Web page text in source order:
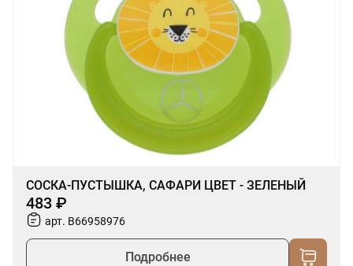
СОСКА-ПУСТЫШКА, САФАРИ ЦВЕТ - ЗЕЛЕНЫЙ
483 ₽
арт. B66958976
Подробнее